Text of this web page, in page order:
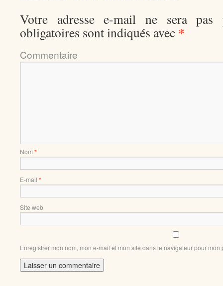
Votre adresse e-mail ne sera pas
obligatoires sont indiqués avec *
Nom *
E-mail *
Site web
Enregistrer mon nom, mon e-mail et mon site dans le navigateur pour